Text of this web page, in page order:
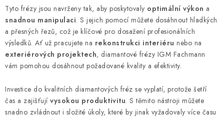
Tyto frézy jsou navrženy tak, aby poskytovaly optimální výkon a
snadnou manipulaci. S jejich pomocí můžete dosáhnout hladkých
a přesných řezů, což je klíčové pro dosažení profesionálních
výsledků. Ať už pracujete na rekonstrukci interiéru nebo na
exteriérových projektech, diamantové frézy IGM Fachmann
vám pomohou dosáhnout požadované kvality a efektivity.
Investice do kvalitních diamantových fréz se vyplatí, protože šetří
čas a zajišťují vysokou produktivitu. S těmito nástroji můžete
snadno zvládnout i složité úkoly, které by jinak vyžadovaly více času